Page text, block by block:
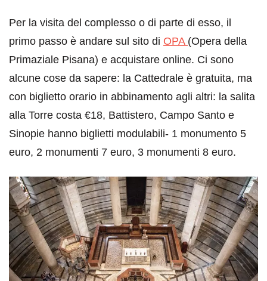
Per la visita del complesso o di parte di esso, il
primo passo è andare sul sito di OPA (Opera della
Primaziale Pisana) e acquistare online. Ci sono
alcune cose da sapere: la Cattedrale è gratuita, ma
con biglietto orario in abbinamento agli altri: la salita
alla Torre costa €18, Battistero, Campo Santo e
Sinopie hanno biglietti modulabili- 1 monumento 5
euro, 2 monumenti 7 euro, 3 monumenti 8 euro.